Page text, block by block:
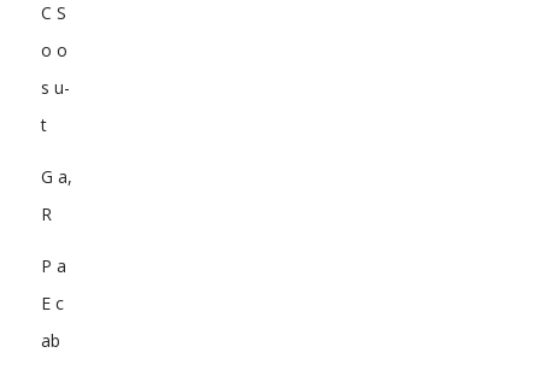
C S
o o
s u-
t
G a,
R
P a
E c
ab